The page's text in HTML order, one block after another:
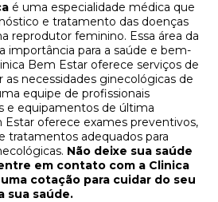
é uma especialidade médica que
e tratamento das doenças
reprodutor feminino. Essa área da
importância para a saúde e bem-
Bem Estar oferece serviços de
as necessidades ginecológicas de
equipe de profissionais
e equipamentos de última
Estar oferece exames preventivos,
tratamentos adequados para
Não deixe sua saúde
em contato com a Clinica
cotação para cuidar do seu
sua saúde.